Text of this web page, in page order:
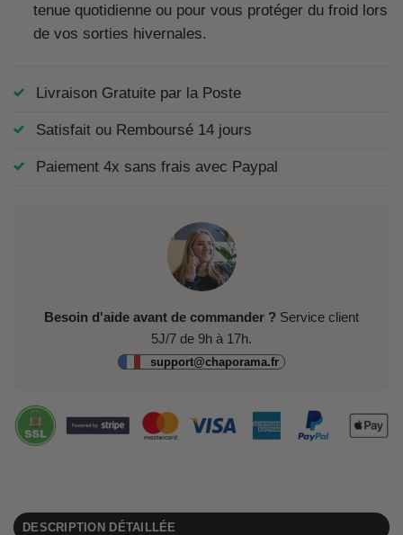
tenue quotidienne ou pour vous protéger du froid lors
de vos sorties hivernales.
Livraison Gratuite par la Poste
Satisfait ou Remboursé 14 jours
Paiement 4x sans frais avec Paypal
Besoin d'aide avant de commander ? Service client
5J/7 de 9h à 17h.
support@chaporama.fr
DESCRIPTION DÉTAILLÉE